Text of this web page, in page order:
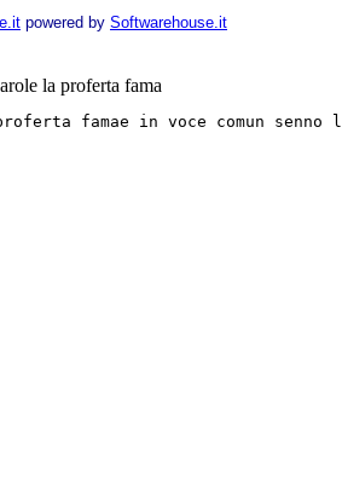
powered by Softwarehouse.it
la proferta fama
famae in voce comun